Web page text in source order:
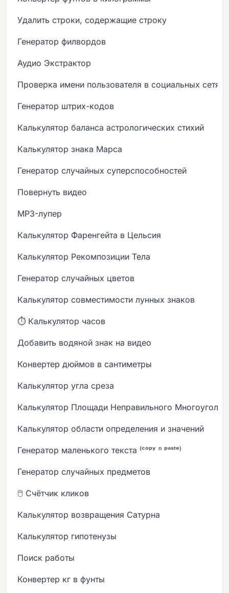
Удалить строки, содержащие строку
Генератор филвордов
Аудио Экстрактор
Проверка имени пользователя в социальных сетях
Генератор штрих-кодов
Калькулятор баланса астрологических стихий
Калькулятор знака Марса
Генератор случайных суперспособностей
Повернуть видео
MP3-лупер
Калькулятор Фаренгейта в Цельсия
Калькулятор Рекомпозиции Тела
Генератор случайных цветов
Калькулятор совместимости лунных знаков
⏱️ Калькулятор часов
Добавить водяной знак на видео
Конвертер дюймов в сантиметры
Калькулятор угла среза
Калькулятор Площади Неправильного
Калькулятор области определения и значений
Генератор маленького текста ⁽ᶜᵒᵖʸ ⁿ ᵖᵃˢᵗᵉ⁾
Генератор случайных предметов
🖱️ Счётчик кликов
Калькулятор возвращения Сатурна
Калькулятор гипотенузы
Поиск работы
Конвертер кг в фунты